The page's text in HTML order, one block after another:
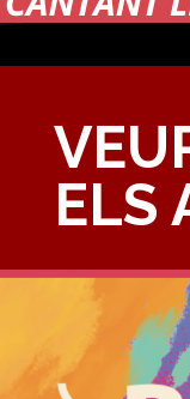
ELS